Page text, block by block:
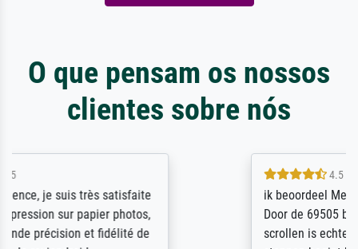
O que pensam os nossos
clientes sobre nós
ik beoordeel Meisterdrucke zeer positief.
Door de 69505 beschikbare kunstenaars
scrollen is echter onbegonnen werk (na